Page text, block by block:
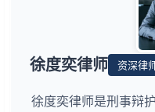
徐度奕律师 资深律
徐度奕律师是刑事辩